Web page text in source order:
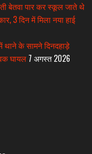
बेतवा पार कर स्कूल जाते थे
3 दिन में मिला नया हाई
थाने के सामने दिनदहाड़े
घायल 7 अगस्त 2026